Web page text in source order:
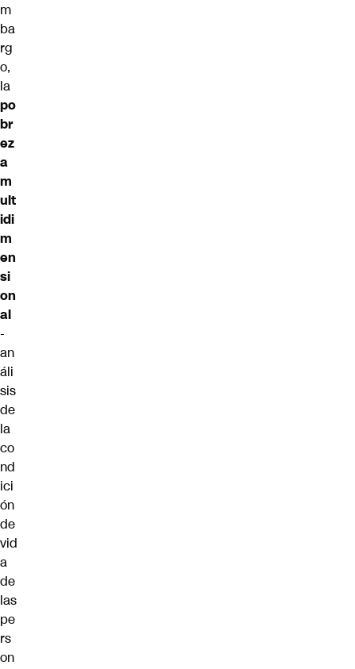
m
ba
rg
o,
la
po
br
ez
a
m
ult
idi
m
en
si
on
al
-
an
áli
sis
de
la
co
nd
ici
ón
de
vid
a
de
las
pe
rs
on